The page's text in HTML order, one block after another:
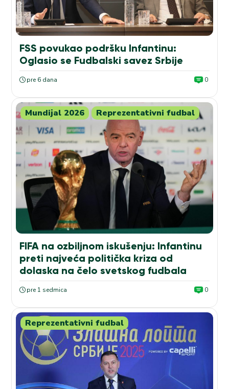
FSS povukao podršku Infantinu:
Oglasio se Fudbalski savez Srbije
pre 6 dana 0
Mundijal 2026 Reprezentativni fudbal
FIFA na ozbiljnom iskušenju: Infantinu
preti najveća politička kriza od
dolaska na čelo svetskog fudbala
pre 1 sedmica 0
Reprezentativni fudbal